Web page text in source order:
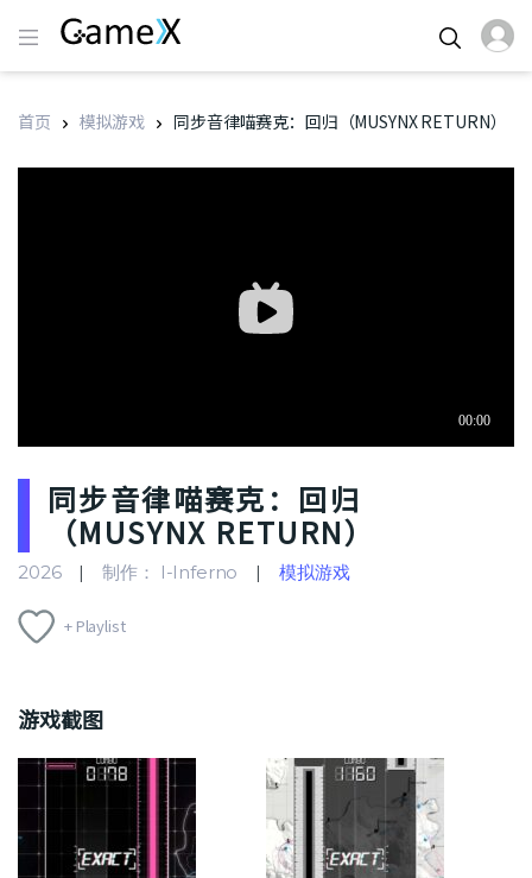
首页 模拟游戏 同步音律喵赛克：回归（MUSYNX RETURN）
同步音律喵赛克：回归
（MUSYNX RETURN）
2026 制作： I-Inferno 模拟游戏
+ Playlist
游戏截图